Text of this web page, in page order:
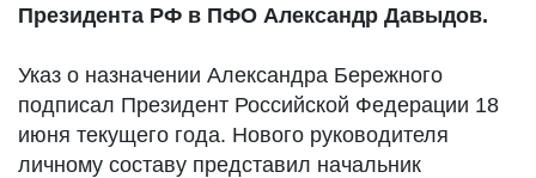
Президента РФ в ПФО Александр Давыдов.
Указ о назначении Александра Бережного
подписал Президент Российской Федерации 18
июня текущего года. Нового руководителя
личному составу представил начальник